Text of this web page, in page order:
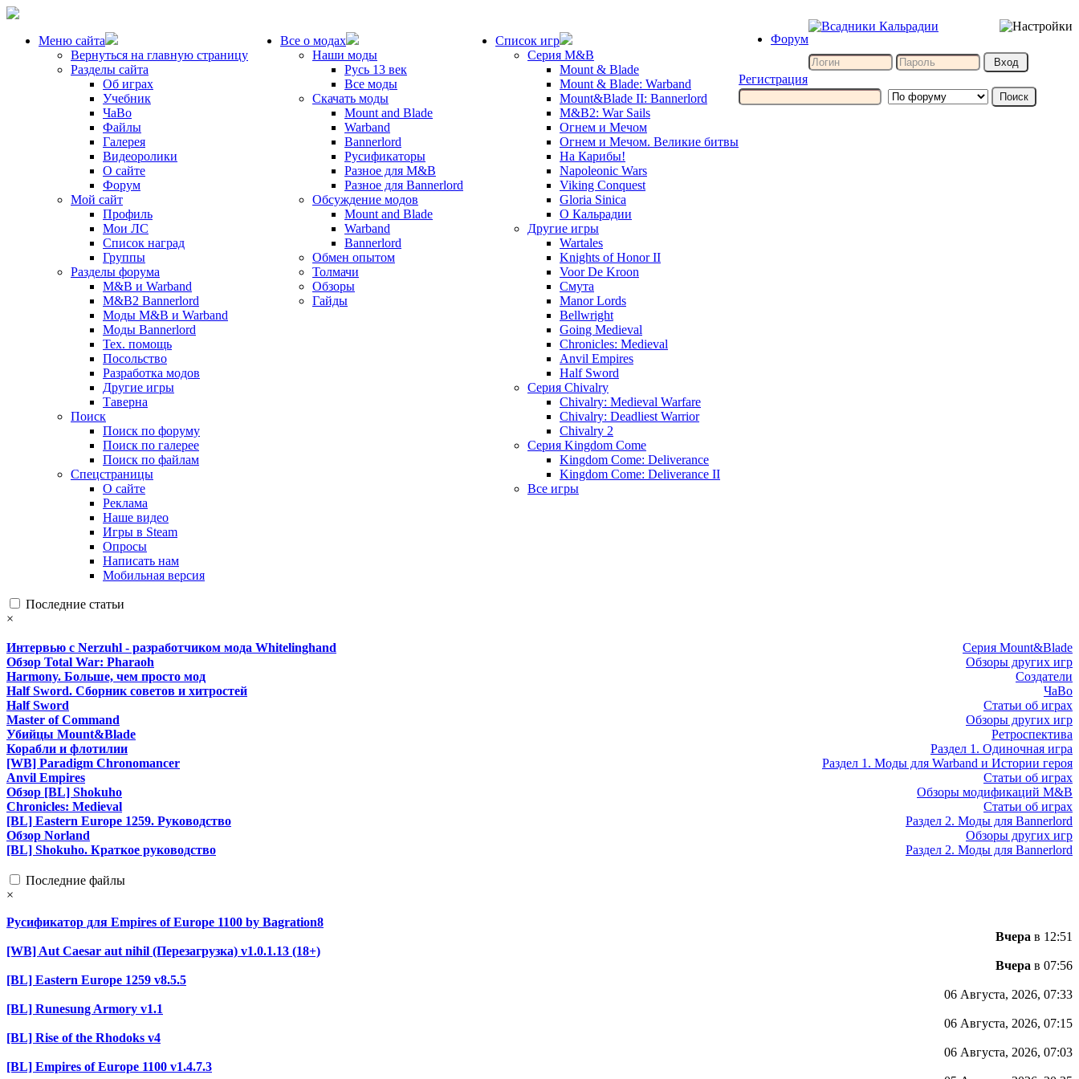
Меню сайта
Вернуться на главную страницу
Разделы сайта
Об играх
Учебник
ЧаВо
Файлы
Галерея
Видеоролики
О сайте
Форум
Мой сайт
Профиль
Мои ЛС
Список наград
Группы
Разделы форума
M&B и Warband
M&B2 Bannerlord
Моды M&B и Warband
Моды Bannerlord
Тех. помощь
Посольство
Разработка модов
Другие игры
Таверна
Поиск
Поиск по форуму
Поиск по галерее
Поиск по файлам
Спецстраницы
О сайте
Реклама
Наше видео
Игры в Steam
Опросы
Написать нам
Мобильная версия
Все о модах
Наши моды
Русь 13 век
Все моды
Скачать моды
Mount and Blade
Warband
Bannerlord
Русификаторы
Разное для M&B
Разное для Bannerlord
Обсуждение модов
Mount and Blade
Warband
Bannerlord
Обмен опытом
Толмачи
Обзоры
Гайды
Список игр
Серия M&B
Mount & Blade
Mount & Blade: Warband
Mount&Blade II: Bannerlord
M&B2: War Sails
Огнем и Мечом
Огнем и Мечом. Великие битвы
На Карибы!
Napoleonic Wars
Viking Conquest
Gloria Sinica
О Кальрадии
Другие игры
Wartales
Knights of Honor II
Voor De Kroon
Смута
Manor Lords
Bellwright
Going Medieval
Chronicles: Medieval
Anvil Empires
Half Sword
Серия Chivalry
Chivalry: Medieval Warfare
Chivalry: Deadliest Warrior
Chivalry 2
Серия Kingdom Come
Kingdom Come: Deliverance
Kingdom Come: Deliverance II
Все игры
Форум
Регистрация
Последние статьи
×
Серия Mount&Blade
Интервью с Nerzuhl - разработчиком мода Whitelinghand
Обзоры других игр
Обзор Total War: Pharaoh
Создатели
Harmony. Больше, чем просто мод
ЧаВо
Half Sword. Сборник советов и хитростей
Статьи об играх
Half Sword
Обзоры других игр
Master of Command
Ретроспектива
Убийцы Mount&Blade
Раздел 1. Одиночная игра
Корабли и флотилии
Раздел 1. Моды для Warband и Истории героя
[WB] Paradigm Chronomancer
Статьи об играх
Anvil Empires
Обзоры модификаций M&B
Обзор [BL] Shokuho
Статьи об играх
Chronicles: Medieval
Раздел 2. Моды для Bannerlord
[BL] Eastern Europe 1259. Руководство
Обзоры других игр
Обзор Norland
Раздел 2. Моды для Bannerlord
[BL] Shokuho. Краткое руководство
Последние файлы
×
Русификатор для Empires of Europe 1100 by Bagration8
Вчера в 12:51
[WB] Aut Caesar aut nihil (Перезагрузка) v1.0.1.13 (18+)
Вчера в 07:56
[BL] Eastern Europe 1259 v8.5.5
06 Августа, 2026, 07:33
[BL] Runesung Armory v1.1
06 Августа, 2026, 07:15
[BL] Rise of the Rhodoks v4
06 Августа, 2026, 07:03
[BL] Empires of Europe 1100 v1.4.7.3